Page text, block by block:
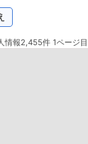
情報2,455件 1ページ目